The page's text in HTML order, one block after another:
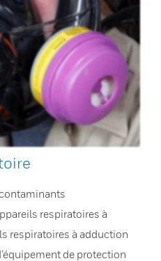
respiratoires à
respiratoires à adduction
de protection